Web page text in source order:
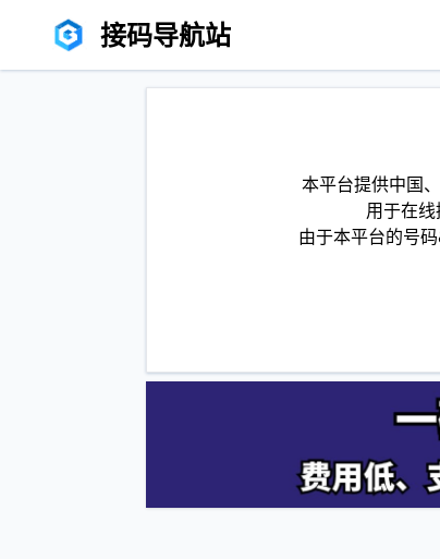
接码导航站
本平台提供中国
用于在
由于本平台的号